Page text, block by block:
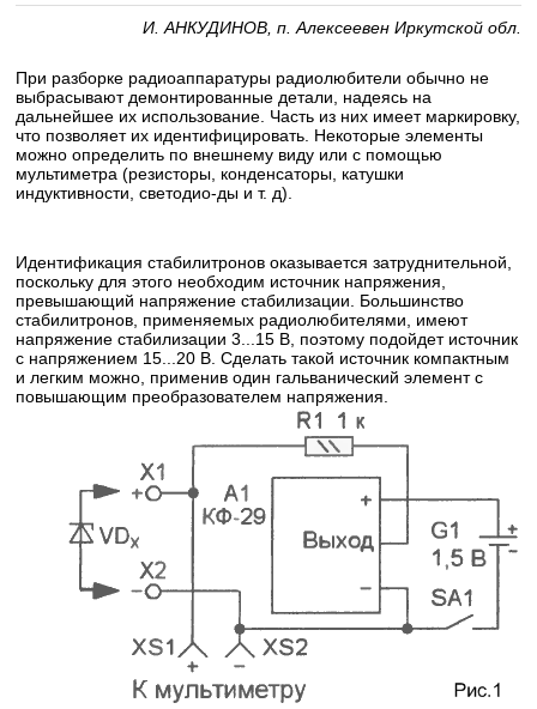
И. АНКУДИНОВ, п. Алексеевен Иркутской обл.
При разборке радиоаппаратуры радиолюбители обычно не
выбрасывают демонтированные детали, надеясь на
дальнейшее их использование. Часть из них имеет маркировку,
что позволяет их идентифицировать. Некоторые элементы
можно определить по внешнему виду или с помощью
мультиметра (резисторы, конденсаторы, катушки
индуктивности, светодио-ды и т. д).
Идентификация стабилитронов оказывается затруднительной,
поскольку для этого необходим источник напряжения,
превышающий напряжение стабилизации. Большинство
стабилитронов, применяемых радиолюбителями, имеют
напряжение стабилизации 3...15 В, поэтому подойдет источник
с напряжением 15...20 В. Сделать такой источник компактным
и легким можно, применив один гальванический элемент с
повышающим преобразователем напряжения.